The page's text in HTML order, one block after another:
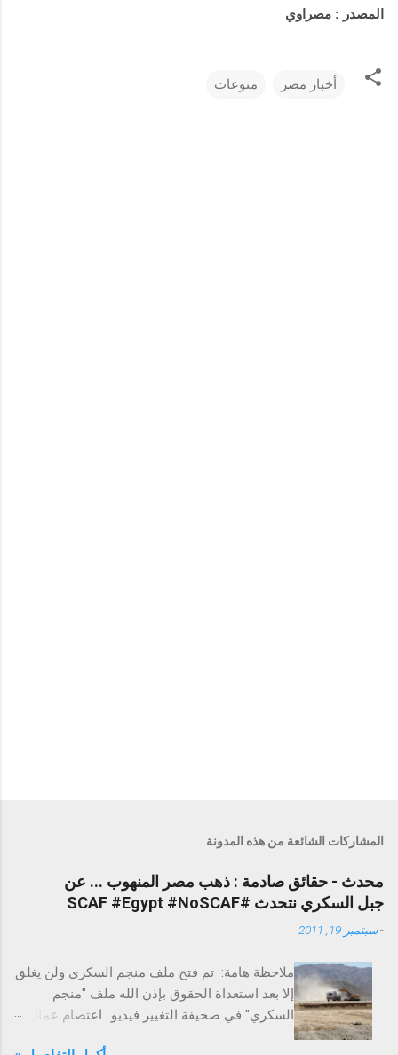
المصدر : مصراوي
أخبار مصر منوعات
المشاركات الشائعة من هذه المدونة
محدث - حقائق صادمة : ذهب مصر المنهوب ... عن
جبل السكري نتحدث #SCAF #Egypt #NoSCAF
-سبتمبر 19, 2011
ملاحظة هامة: تم فتح ملف منجم السكري ولن يغلق
إلا بعد استعداة الحقوق بإذن الله ملف "منجم
السكري" في صحيفة التغيير فيديو.. اعتصام عمال